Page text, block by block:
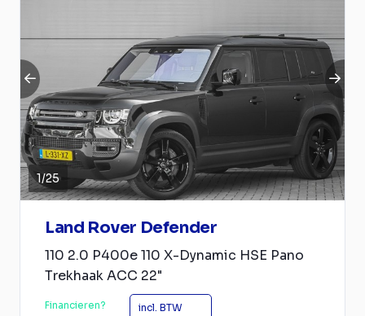
1/25
Land Rover Defender
110 2.0 P400e 110 X-Dynamic HSE Pano
Trekhaak ACC 22"
Financieren? incl. BTW